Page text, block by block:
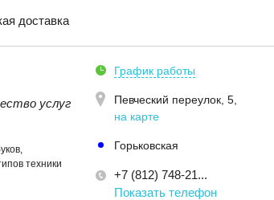
доставка
услуг
техники
График работы
Певческий переулок, 5
на карте
Горьковская
+7 (812) 748-21...
Показать телефон